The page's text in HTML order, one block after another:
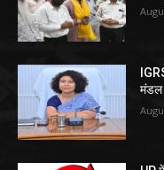
मंडल